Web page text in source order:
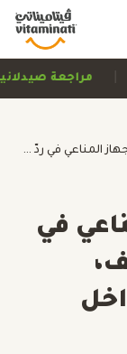
مبني على الأدلة
عندما يبالغ الجهاز المناعي في ردّ فعله: حساسية الأنف، التوتر، وإنذار الحماية داخل الجسم
في